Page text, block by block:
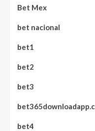
Bet Mex
bet nacional
bet1
bet2
bet3
bet4